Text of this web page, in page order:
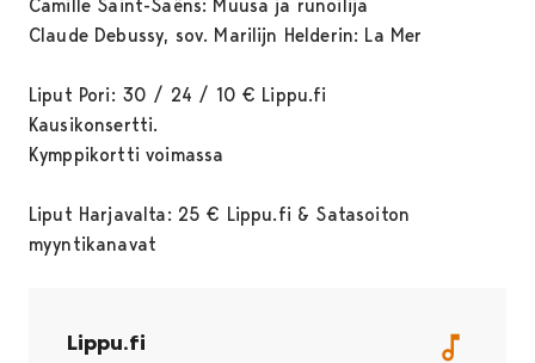
Camille Saint-Saëns: Muusa ja runoilija
Claude Debussy, sov. Marilijn Helderin: La Mer
Liput Pori: 30 / 24 / 10 € Lippu.fi
Kausikonsertti.
Kymppikortti voimassa
Liput Harjavalta: 25 € Lippu.fi & Satasoiton
myyntikanavat
Lippu.fi